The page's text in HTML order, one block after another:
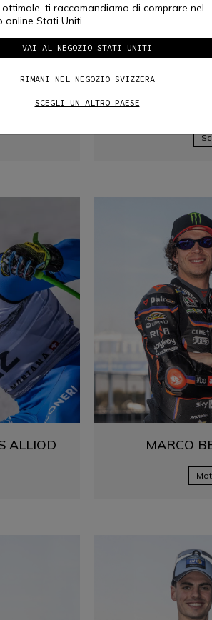
THEODOR
ALLIOD MARCO
ti raccomandiamo di comprare nel
Stati Uniti.
VAI AL NEGOZIO STATI UNITI
RIMANI NEL NEGOZIO SVIZZERA
SCEGLI UN ALTRO PAESE